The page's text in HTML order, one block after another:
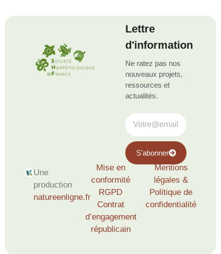
Lettre
d'information
Ne ratez pas nos
nouveaux projets,
ressources et
actualités.
S'abonner
Une
production
natureenligne.fr
Mise en
conformité
RGPD
Contrat
d’engagement
républicain
Mentions
légales &
Politique de
confidentialité